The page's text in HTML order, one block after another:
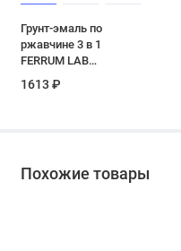
Грунт-эмаль по
ржавчине 3 в 1
FERRUM LAB
0.65 л
1613 ₽
Похожие товары